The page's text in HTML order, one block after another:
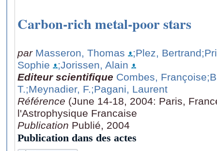
Carbon-rich metal-poor stars
par Masseron, Thomas ;Plez, Bertrand
Sophie
;Jorissen, Alain
Editeur scientifique Combes, Françoise
T.;Meynadier, F.;Pagani, Laurent
Référence (June 14-18, 2004: Paris,
l'Astrophysique Francaise
Publication Publié, 2004
Publication dans des actes